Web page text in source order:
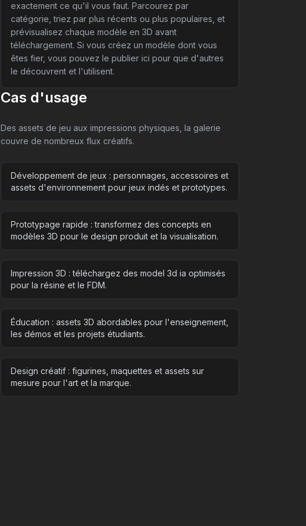
exactement ce qu'il vous faut. Parcourez par
catégorie, triez par plus récents ou plus populaires, et
prévisualisez chaque modèle en 3D avant
téléchargement. Si vous créez un modèle dont vous
êtes fier, vous pouvez le publier ici pour que d'autres
le découvrent et l'utilisent.
Cas d'usage
Des assets de jeu aux impressions physiques, la galerie
couvre de nombreux flux créatifs.
Développement de jeux : personnages, accessoires et
assets d'environnement pour jeux indés et prototypes.
Prototypage rapide : transformez des concepts en
modèles 3D pour le design produit et la visualisation.
Impression 3D : téléchargez des model 3d ia optimisés
pour la résine et le FDM.
Éducation : assets 3D abordables pour l'enseignement,
les démos et les projets étudiants.
Design créatif : figurines, maquettes et assets sur
mesure pour l'art et la marque.